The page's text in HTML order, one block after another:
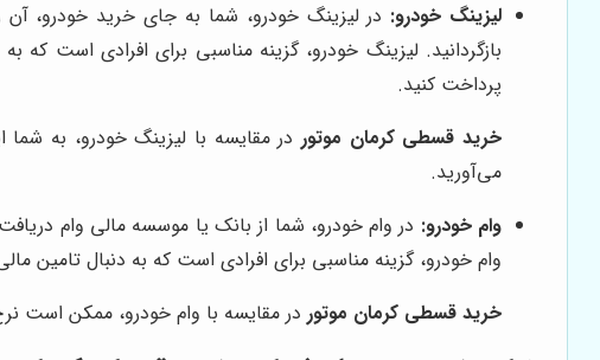
لیزینگ خودرو: در لیزینگ خودرو، شما به جای خرید خودرو، آن
بازگردانید. لیزینگ خودرو، گزینه مناسبی برای افرادی است
پرداخت کنید.
خرید قسطی کرمان موتوردر مقایسه با لیزینگ خودرو، به
می‌آورید.
وام خودرو: در وام خودرو، شما از بانک یا موسسه مالی وام
وام خودرو، گزینه مناسبی برای افرادی است که به دنبال تامین
خرید قسطی کرمان موتوردر مقایسه با وام خودرو، ممکن است